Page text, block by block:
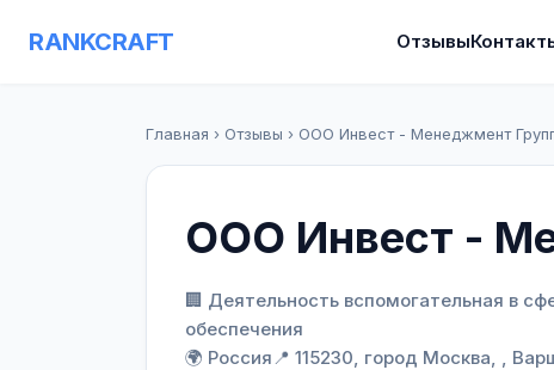
RANKCRAFT Отзывы
Главная › Отзывы › ООО Инвест - Менеджмент
ООО Инвест -
🏢 Деятельность вспомогательная в
обеспечения
🌍 Россия📍 115230, город Москва, ,